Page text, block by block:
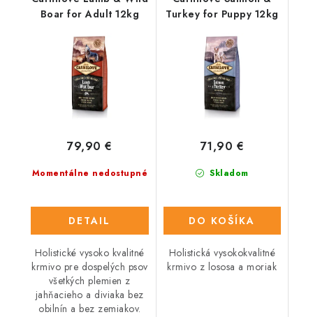
Boar for Adult 12kg
Momentálne nedostupné
79,90 €
DETAIL
Holistické vysoko kvalitné
krmivo pre dospelých psov
všetkých plemien z
jahňacieho a diviaka bez
obilnín a bez zemiakov.
Turkey for Puppy 12kg
Skladom
71,90 €
DO KOŠÍKA
Holistická vysokokvalitné
krmivo z lososa a moriak